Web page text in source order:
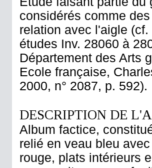
considérés comme
relation avec l'aigle
études Inv. 28060 à
Département des Arts
Ecole française,
2000, n° 2087, p. 592).
DESCRIPTION DE
Album factice,
relié en veau bleu
rouge, plats intérieurs